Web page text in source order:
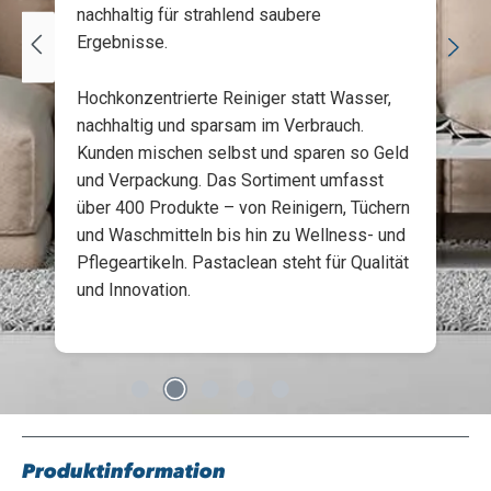
Gerade bei wiederverwendbaren Reinigungstüchern ist das ein
praktischer Vorteil im Alltag. Nach der Nutzung solltest du das
Tuch gründlich ausspülen, gut trocknen lassen und regelmäßig
waschen.
Wichtig: Die Ultra-Fresh Ausrüstung bezieht sich auf das Textil
selbst. Sie ersetzt keine Reinigung oder Desinfektion von
Oberflächen.
Ideal für Küche, Bad, Fenster, Auto und
mehr
Das Flauschi 10er Pack ist perfekt, wenn du mehrere
Reinigungsbereiche sauber voneinander trennen möchtest.
Nutze zum Beispiel verschiedene Farben für Küche, Bad,
Wohnbereich, Auto, Camping oder Haustierplatz. So bleibt
Küche:
Arbeitsplatten, Spüle, Herd, Esstisch, Fliesen und
Küchenfronten
nachhaltig für strahlend saubere
Ergebnisse.
Hochkonzentrierte Reiniger statt Wasser,
nachhaltig und sparsam im Verbrauch.
Kunden mischen selbst und sparen so Geld
und Verpackung. Das Sortiment umfasst
über 400 Produkte – von Reinigern, Tüchern
und Waschmitteln bis hin zu Wellness- und
Pflegeartikeln. Pastaclean steht für Qualität
und Innovation.
Produktinformation